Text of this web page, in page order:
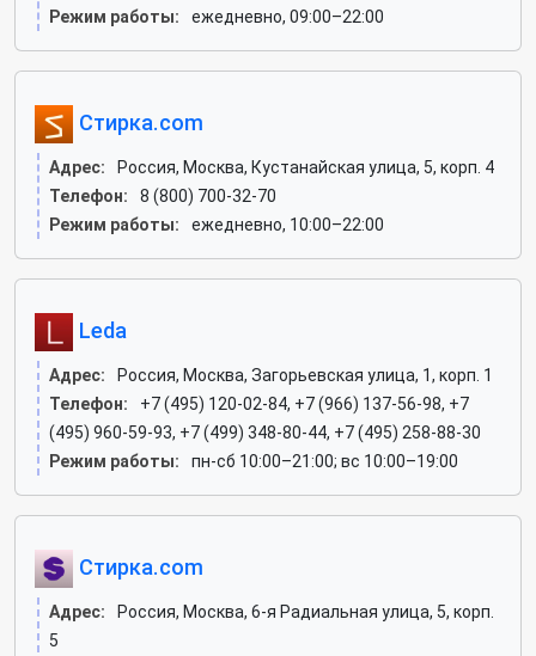
Режим работы:
ежедневно, 09:00–22:00
Стирка.com
Адрес:
Россия, Москва, Кустанайская улица, 5, корп. 4
Телефон:
8 (800) 700-32-70
Режим работы:
ежедневно, 10:00–22:00
Leda
Адрес:
Россия, Москва, Загорьевская улица, 1, корп. 1
Телефон:
+7 (495) 120-02-84, +7 (966) 137-56-98, +7
(495) 960-59-93, +7 (499) 348-80-44, +7 (495) 258-88-30
Режим работы:
пн-сб 10:00–21:00; вс 10:00–19:00
Стирка.com
Адрес:
Россия, Москва, 6-я Радиальная улица, 5, корп.
5